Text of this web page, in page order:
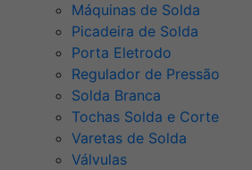
Máquinas de Solda
Picadeira de Solda
Porta Eletrodo
Regulador de Pressão
Solda Branca
Tochas Solda e Corte
Varetas de Solda
Válvulas